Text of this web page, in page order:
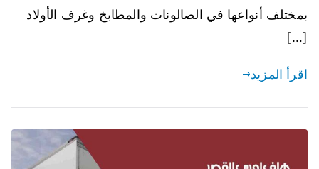
بمختلف أنواعها في الصالونات والمطابخ وغرف الأولاد
[…]
اقرأ المزيد